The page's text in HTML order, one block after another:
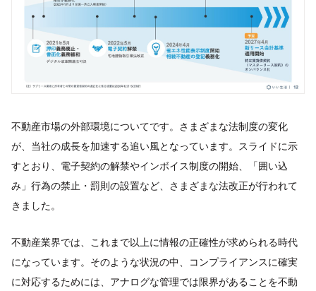
不動産市場の外部環境についてです。さまざまな法制度の変化
が、当社の成長を加速する追い風となっています。スライドに示
すとおり、電子契約の解禁やインボイス制度の開始、「囲い込
み」行為の禁止・罰則の設置など、さまざまな法改正が行われて
きました。
不動産業界では、これまで以上に情報の正確性が求められる時代
になっています。そのような状況の中、コンプライアンスに確実
に対応するためには、アナログな管理では限界があることを不動